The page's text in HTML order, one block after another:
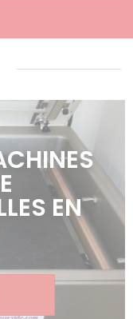
EN